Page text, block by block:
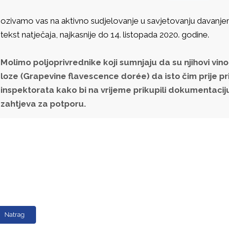
ozivamo vas na aktivno sudjelovanje u savjetovanju
tekst natječaja, najkasnije do 14. listopada 2020. godine.
Molimo poljoprivrednike koji sumnjaju da su njihovi
loze (Grapevine flavescence dorée) da isto čim prije
inspektorata kako bi na vrijeme prikupili
zahtjeva za potporu.
Natrag